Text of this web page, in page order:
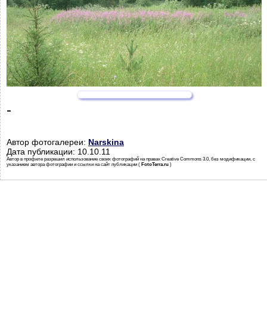
-
Автор фотогалереи: Narskina
Дата публикации: 10.10.11
Автор в профиле разрешил использование своих фотографий на правах Creative Commons 3.0, без модификации, с
указанием автора фотографии и ссылки на сайт публикации ( FotoTerra.ru )